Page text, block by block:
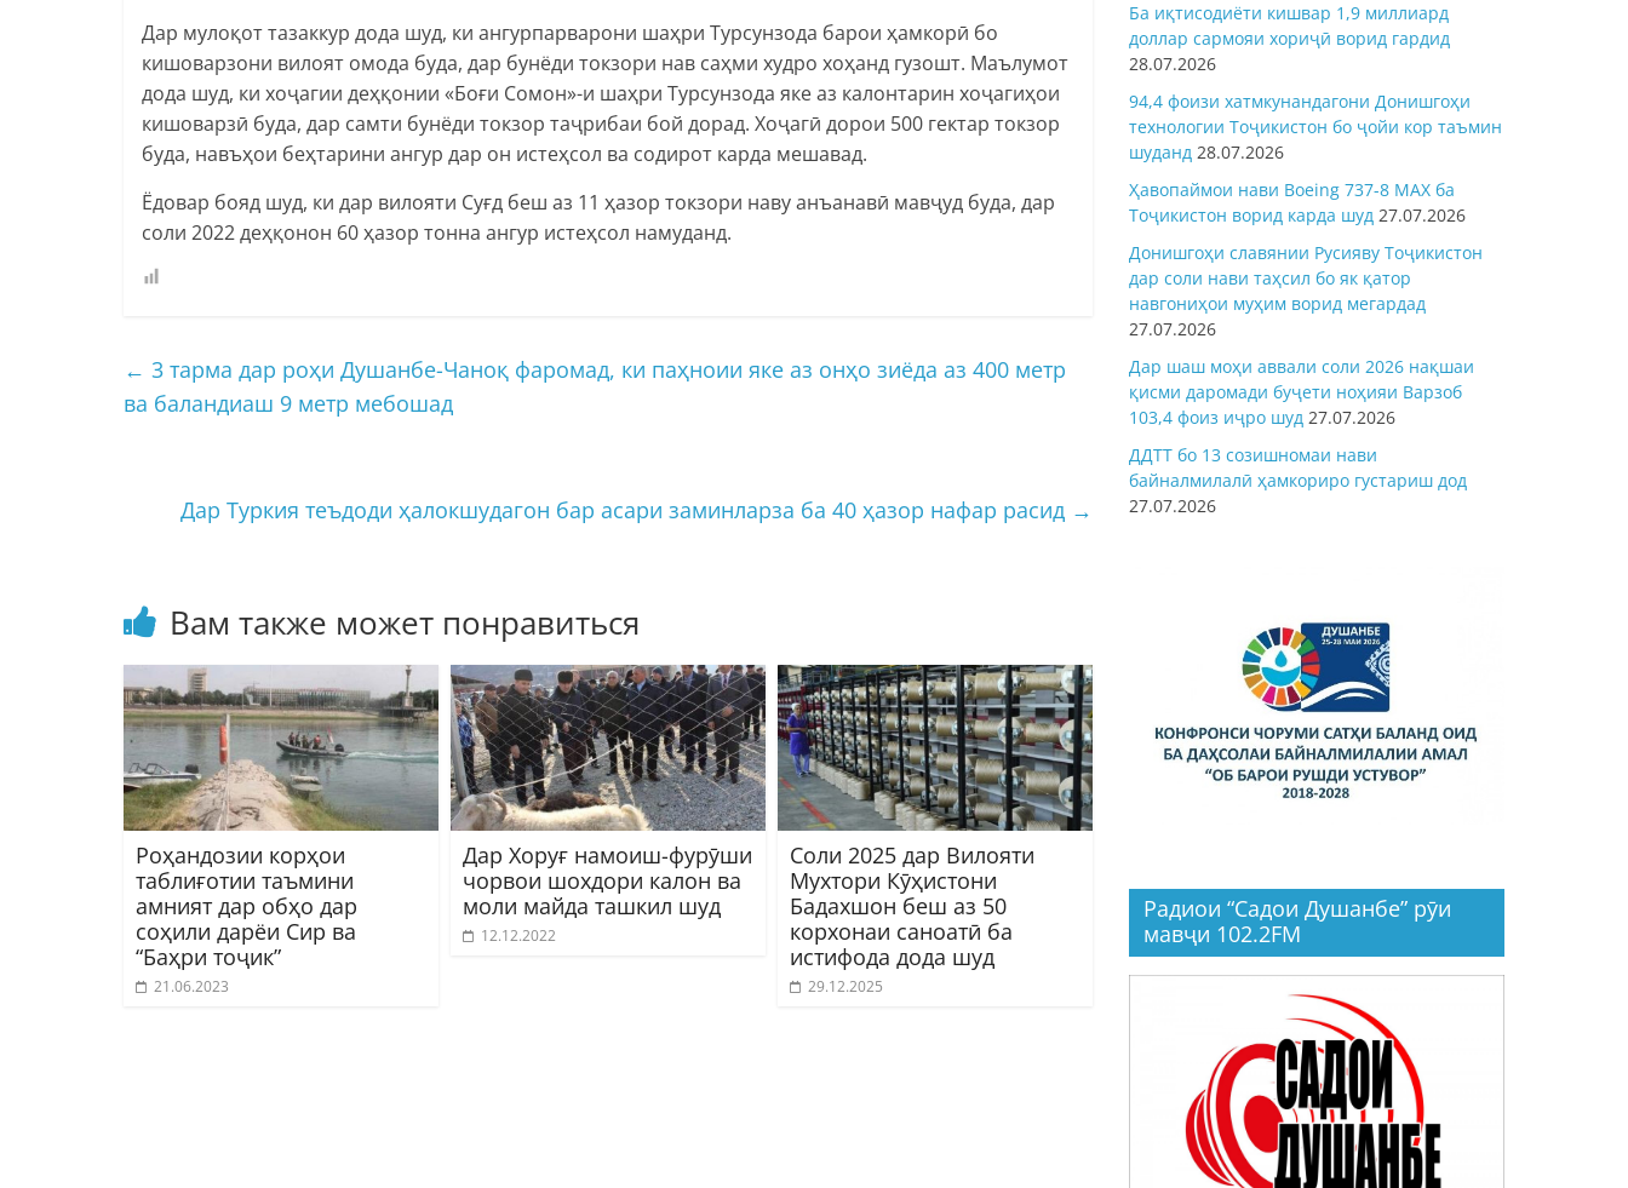
Дар мулоқот тазаккур дода шуд, ки ангурпарварони шаҳри Турсунзода барои ҳамкорӣ бо
кишоварзони вилоят омода буда, дар бунёди токзори нав саҳми худро хоҳанд гузошт. Маълумот
дода шуд, ки хоҷагии деҳқонии «Боғи Сомон»-и шаҳри Турсунзода яке аз калонтарин хоҷагиҳои
кишоварзӣ буда, дар самти бунёди токзор таҷрибаи бой дорад. Хоҷагӣ дорои 500 гектар токзор
буда, навъҳои беҳтарини ангур дар он истеҳсол ва содирот карда мешавад.​
Ёдовар бояд шуд, ки дар вилояти Суғд беш аз 11 ҳазор токзори наву анъанавӣ мавҷуд буда, дар
соли 2022 деҳқонон 60 ҳазор тонна ангур истеҳсол намуданд.
← 3 тарма дар роҳи Душанбе-Чаноқ фаромад, ки паҳноии яке аз онҳо зиёда аз 400 метр
ва баландиаш 9 метр мебошад
Дар Туркия теъдоди ҳалокшудагон бар асари заминларза ба 40 ҳазор нафар расид →
Вам также может понравиться
Роҳандозии корҳои
таблиғотии таъмини
амният дар обҳо дар
соҳили дарёи Сир ва
“Баҳри тоҷик”
21.06.2023
Дар Хоруғ намоиш-фурӯши
чорвои шохдори калон ва
моли майда ташкил шуд
12.12.2022
Соли 2025 дар Вилояти
Мухтори Кӯҳистони
Бадахшон беш аз 50
корхонаи саноатӣ ба
истифода дода шуд
29.12.2025
Ба иқтисодиёти кишвар 1,9 миллиард
доллар сармояи хориҷӣ ворид гардид
28.07.2026
94,4 фоизи хатмкунандагони Донишгоҳи
технологии Тоҷикистон бо ҷойи кор таъмин
шуданд 28.07.2026
Ҳавопаймои нави Boeing 737-8 MAX ба
Тоҷикистон ворид карда шуд 27.07.2026
Донишгоҳи славянии Русияву Тоҷикистон
дар соли нави таҳсил бо як қатор
навгониҳои муҳим ворид мегардад
27.07.2026
Дар шаш моҳи аввали соли 2026 нақшаи
қисми даромади буҷети ноҳияи Варзоб
103,4 фоиз иҷро шуд 27.07.2026
ДДТТ бо 13 созишномаи нави
байналмилалӣ ҳамкориро густариш дод
27.07.2026
Радиои “Садои Душанбе” рӯи
мавҷи 102.2FM